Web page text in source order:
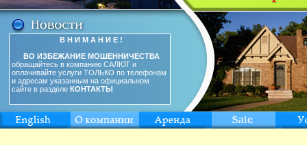
В Н И М А Н И Е !
ВО ИЗБЕЖАНИЕ МОШЕННИЧЕСТВА
обращайтесь в компанию САЛЮТ и
оплачивайте услуги ТОЛЬКО по телефонам
и адресам указанным на официальном
сайте в разделе КОНТАКТЫ